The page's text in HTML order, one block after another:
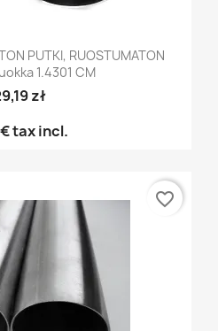
PUTKI, RUOSTUMATON
1.4301 CM
zł
tax incl.
favorite_border